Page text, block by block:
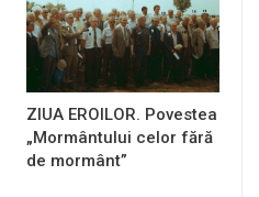
ZIUA EROILOR. Povestea
„Mormântului celor fără
de mormânt”